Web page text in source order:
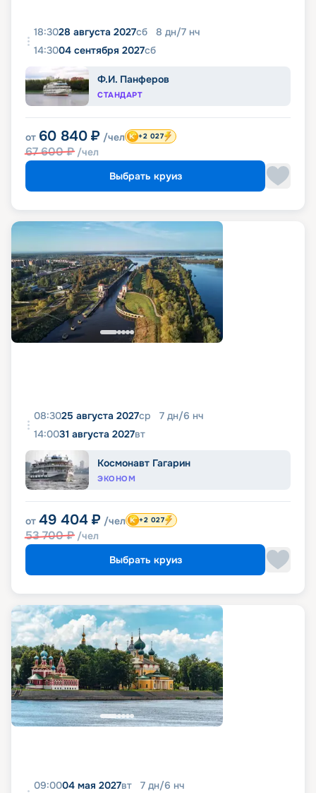
18:3028 августа 2027сб 8 дн/7 нч
14:3004 сентября 2027сб
Ф.И. Панферов
СТАНДАРТ
от 60 840 ₽ /чел
67 600₽ /чел
+2 027
Выбрать круиз
08:3025 августа 2027ср 7 дн/6 нч
14:0031 августа 2027вт
Космонавт Гагарин
ЭКОНОМ
от 49 404 ₽ /чел
53 700₽ /чел
+2 027
Выбрать круиз
09:0004 мая 2027вт 7 дн/6 нч